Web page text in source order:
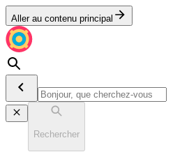
Aller au contenu principal
Rechercher